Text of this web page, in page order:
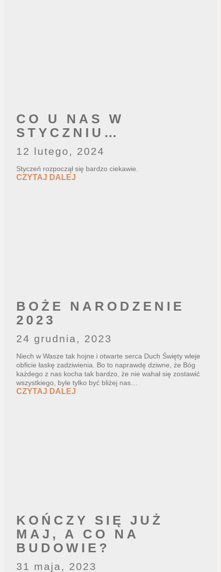
CO U NAS W
STYCZNIU…
12 lutego, 2024
Styczeń rozpoczął się bardzo ciekawie.
CZYTAJ DALEJ
BOŻE NARODZENIE
2023
24 grudnia, 2023
Niech w Wasze tak hojne i otwarte serca Duch Święty wleje
obficie łaskę zadziwienia. Bo to naprawdę dziwne, że Bóg
każdego z nas kocha tak bardzo, że nie wahał się zostawić
wszystkiego, byle tylko być bliżej nas…
CZYTAJ DALEJ
KOŃCZY SIĘ JUŻ
MAJ, A CO NA
BUDOWIE?
31 maja, 2023